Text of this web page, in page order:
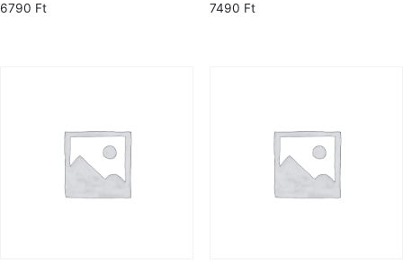
6790 Ft 7490 Ft